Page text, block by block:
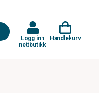
Logg inn
nettbutikk
Handlekurv